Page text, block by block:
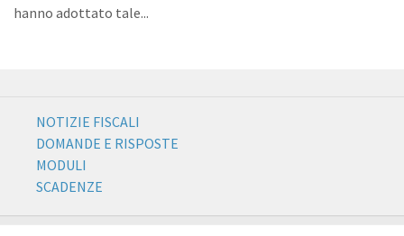
hanno adottato tale...
NOTIZIE FISCALI
DOMANDE E RISPOSTE
MODULI
SCADENZE